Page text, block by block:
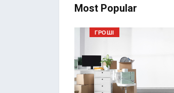
Most Popular
ГРОШІ